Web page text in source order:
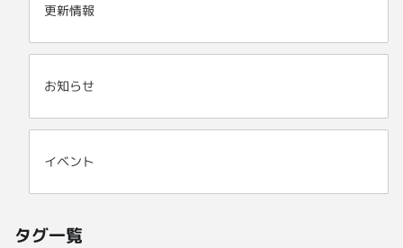
更新情報
お知らせ
イベント
タグ一覧